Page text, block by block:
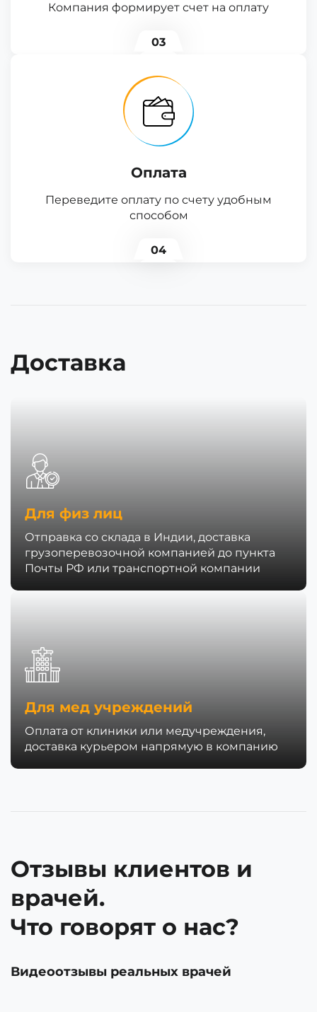
Компания формирует счет на оплату
03
Оплата
Переведите оплату по счету удобным
способом
04
Доставка
Для физ лиц
Отправка со склада в Индии, доставка
грузоперевозочной компанией до пункта
Почты РФ или транспортной компании
Для мед учреждений
Оплата от клиники или медучреждения,
доставка курьером напрямую в компанию
Отзывы клиентов и
врачей.
Что говорят о нас?
Видеоотзывы реальных врачей